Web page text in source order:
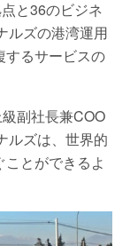
と36のビジネ
ルズの港湾運用
するサービスの
副社長兼COO
ルズは、世界的
とができるよ